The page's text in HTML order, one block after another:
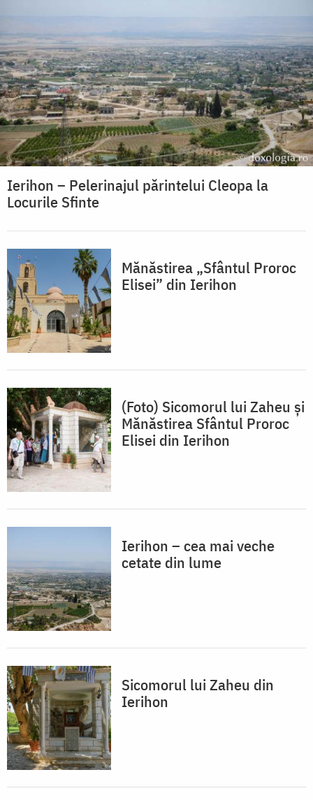
Ierihon – Pelerinajul părintelui Cleopa la
Locurile Sfinte
Mănăstirea „Sfântul Proroc
Elisei” din Ierihon
(Foto) Sicomorul lui Zaheu și
Mănăstirea Sfântul Proroc
Elisei din Ierihon
Ierihon – cea mai veche
cetate din lume
Sicomorul lui Zaheu din
Ierihon